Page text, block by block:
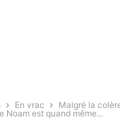
En vrac
Malgré la
Noam est quand même...